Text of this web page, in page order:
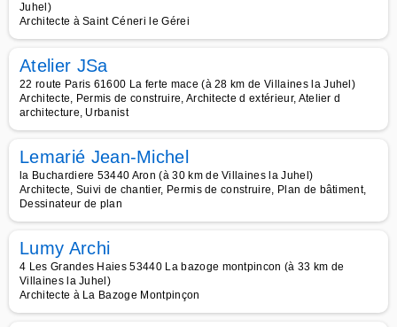
Juhel)
Architecte à Saint Céneri le Gérei
Atelier JSa
22 route Paris 61600 La ferte mace (à 28 km de Villaines la Juhel)
Architecte, Permis de construire, Architecte d extérieur, Atelier d
architecture, Urbanist
Lemarié Jean-Michel
la Buchardiere 53440 Aron (à 30 km de Villaines la Juhel)
Architecte, Suivi de chantier, Permis de construire, Plan de bâtiment,
Dessinateur de plan
Lumy Archi
4 Les Grandes Haies 53440 La bazoge montpincon (à 33 km de
Villaines la Juhel)
Architecte à La Bazoge Montpinçon